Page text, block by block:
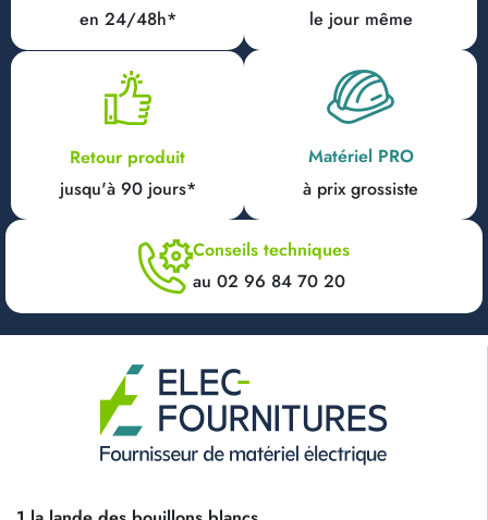
en 24/48h*
le jour même
Retour produit
jusqu'à 90 jours*
Matériel PRO
à prix grossiste
Conseils techniques
au 02 96 84 70 20